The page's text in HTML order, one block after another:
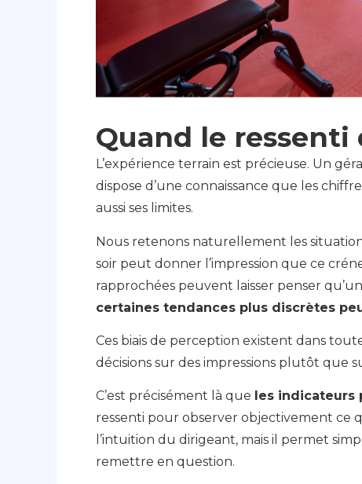
Quand le
L’expérience terrain est précieuse. Un
dispose d’une connaissance que les
aussi ses limites.
Nous retenons naturellement les
soir peut donner l’impression que ce
rapprochées peuvent laisser penser
certaines tendances plus discrètes
Ces biais de perception existent dans
décisions sur des impressions plutôt que
C’est précisément là que les
ressenti pour observer objectivement ce
l’intuition du dirigeant, mais il permet
remettre en question.